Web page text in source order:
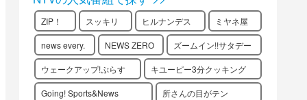
ZIP！ スッキリ ヒルナンデス ミヤネ屋
news every. NEWS ZERO ズームイン!!サタデー
ウェークアップ!ぷらす キユーピー3分クッキング
Going! Sports&News 所さんの目がテン